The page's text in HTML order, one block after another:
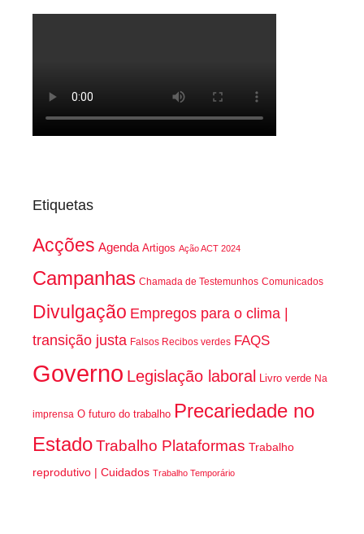
Etiquetas
Acções Agenda Artigos Ação ACT 2024
Campanhas Chamada de Testemunhos Comunicados
Divulgação Empregos para o clima |
transição justa Falsos Recibos verdes FAQS
Governo Legislação laboral Livro verde Na
imprensa O futuro do trabalho Precariedade no
EstadoTrabalho Plataformas Trabalho
reprodutivo | Cuidados Trabalho Temporário